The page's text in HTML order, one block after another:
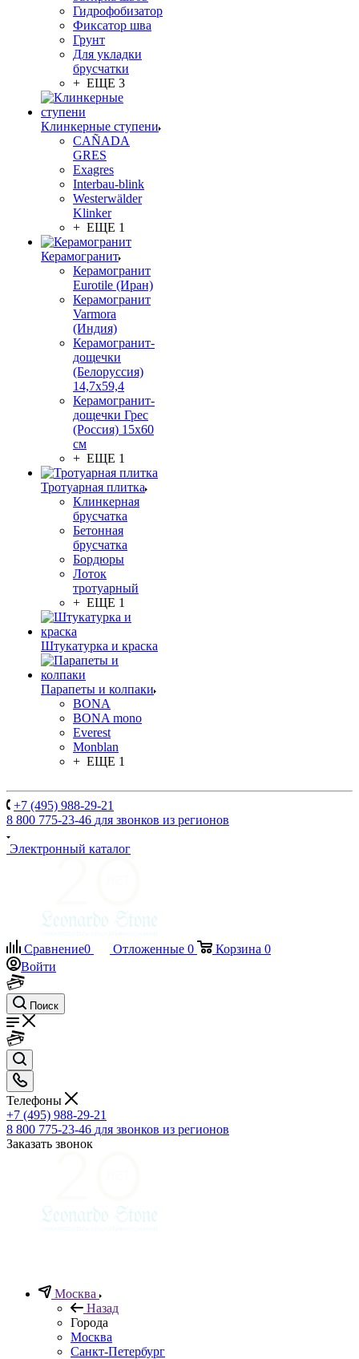
Гидрофобизатор
Фиксатор шва
Грунт
Для укладки
брусчатки
+ ЕЩЕ 3
Клинкерные ступени
CAÑADA
GRES
Exagres
Interbau-blink
Westerwälder
Klinker
+ ЕЩЕ 1
Керамогранит
Керамогранит
Eurotile (Иран)
Керамогранит
Varmora
(Индия)
Керамогранит-
дощечки
(Белоруссия)
14,7x59,4
Керамогранит-
дощечки Грес
(Россия) 15х60
см
+ ЕЩЕ 1
Тротуарная плитка
Клинкерная
брусчатка
Бетонная
брусчатка
Бордюры
Лоток
тротуарный
+ ЕЩЕ 1
Штукатурка и краска
Парапеты и колпаки
BONA
BONA mono
Everest
Monblan
+ ЕЩЕ 1
+7 (495) 988-29-21
8 800 775-23-46 для звонков из регионов
Электронный каталог
Сравнение0 Отложенные 0 Корзина 0
Войти
Поиск
Телефоны
+7 (495) 988-29-21
8 800 775-23-46 для звонков из регионов
Заказать звонок
Москва
Назад
Города
Москва
Санкт-Петербург